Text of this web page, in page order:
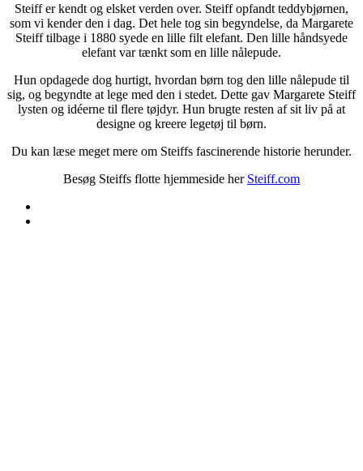
Steiff er kendt og elsket verden over. Steiff opfandt teddybjørnen,
som vi kender den i dag. Det hele tog sin begyndelse, da Margarete
Steiff tilbage i 1880 syede en lille filt elefant. Den lille håndsyede
elefant var tænkt som en lille nålepude.
Hun opdagede dog hurtigt, hvordan børn tog den lille nålepude til
sig, og begyndte at lege med den i stedet. Dette gav Margarete Steiff
lysten og idéerne til flere tøjdyr. Hun brugte resten af sit liv på at
designe og kreere legetøj til børn.
Du kan læse meget mere om Steiffs fascinerende historie herunder.
Besøg Steiffs flotte hjemmeside her Steiff.com